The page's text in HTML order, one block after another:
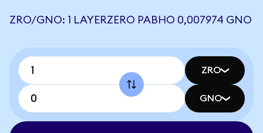
ZRO/GNO: 1 LAYERZERO РАВНО 0,007974 GNO
ZRO
GNO